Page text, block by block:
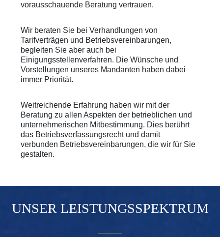
vorausschauende Beratung vertrauen.
Wir beraten Sie bei Verhandlungen von
Tarifverträgen und Betriebsvereinbarungen,
begleiten Sie aber auch bei
Einigungsstellenverfahren. Die Wünsche und
Vorstellungen unseres Mandanten haben dabei
immer Priorität.
Weitreichende Erfahrung haben wir mit der
Beratung zu allen Aspekten der betrieblichen und
unternehmerischen Mitbestimmung. Dies berührt
das Betriebsverfassungsrecht und damit
verbunden Betriebsvereinbarungen, die wir für Sie
gestalten.
UNSER LEISTUNGSSPEKTRUM